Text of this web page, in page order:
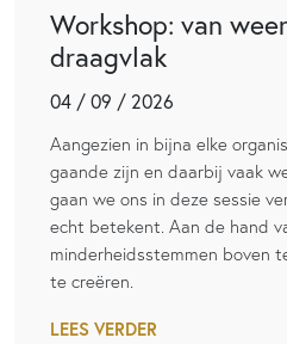
Workshop: van
draagvlak
04 / 09 / 2026
Aangezien in bijna elke
gaande zijn en daarbij vaak
gaan we ons in deze sessie
echt betekent. Aan de hand
minderheidsstemmen boven
te creëren.
LEES VERDER